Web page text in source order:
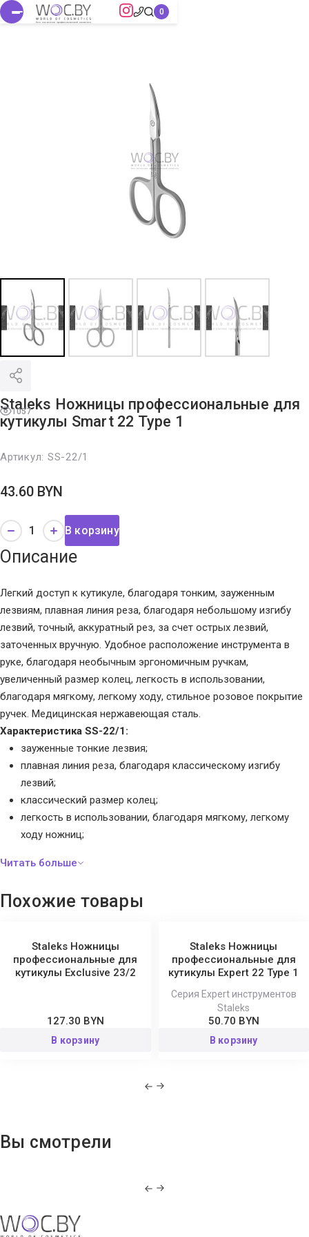
1057
Staleks Ножницы профессиональные для
кутикулы Smart 22 Type 1
Артикул: SS-22/1
43.60 BYN
В корзину
Описание
Легкий доступ к кутикуле, благодаря тонким, зауженным
лезвиям, плавная линия реза, благодаря небольшому изгибу
лезвий, точный, аккуратный рез, за счет острых лезвий,
заточенных вручную. Удобное расположение инструмента в
руке, благодаря необычным эргономичным ручкам,
увеличенный размер колец, легкость в использовании,
благодаря мягкому, легкому ходу, стильное розовое покрытие
ручек. Медицинская нержавеющая сталь.
Характеристика SS-22/1:
зауженные тонкие лезвия;
плавная линия реза, благодаря классическому изгибу
лезвий;
классический размер колец;
легкость в использовании, благодаря мягкому, легкому
ходу ножниц;
Похожие товары
Staleks Ножницы
профессиональные для
кутикулы Exclusive 23/2
127.30 BYN
В корзину
Staleks Ножницы
профессиональные для
кутикулы Expert 22 Type 1
Серия Expert инструментов
Staleks
50.70 BYN
В корзину
Вы смотрели